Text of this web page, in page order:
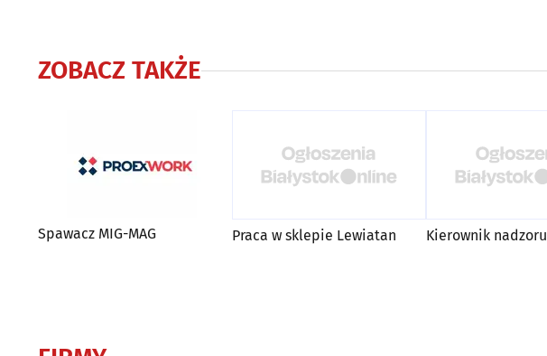
ZOBACZ TAKŻE
Spawacz MIG-MAG Praca w sklepie Lewiatan Kierownik nadzoru